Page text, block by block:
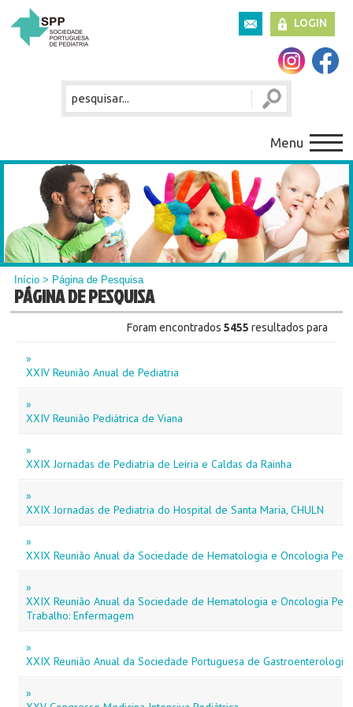
LOGIN
Menu
Início > Página de Pesquisa
PÁGINA DE PESQUISA
Foram encontrados 5455resultados para
»
XXIV Reunião Anual de Pediatria
»
XXIV Reunião Pediátrica de Viana
»
XXIX Jornadas de Pediatria de Leiria e Caldas da Rainha
»
XXIX Jornadas de Pediatria do Hospital de Santa Maria, CHULN
»
XXIX Reunião Anual da Sociedade de Hematologia e Oncologia
»
XXIX Reunião Anual da Sociedade de Hematologia e Oncologia
Trabalho: Enfermagem
»
XXIX Reunião Anual da Sociedade Portuguesa de Gastroenterologia
»